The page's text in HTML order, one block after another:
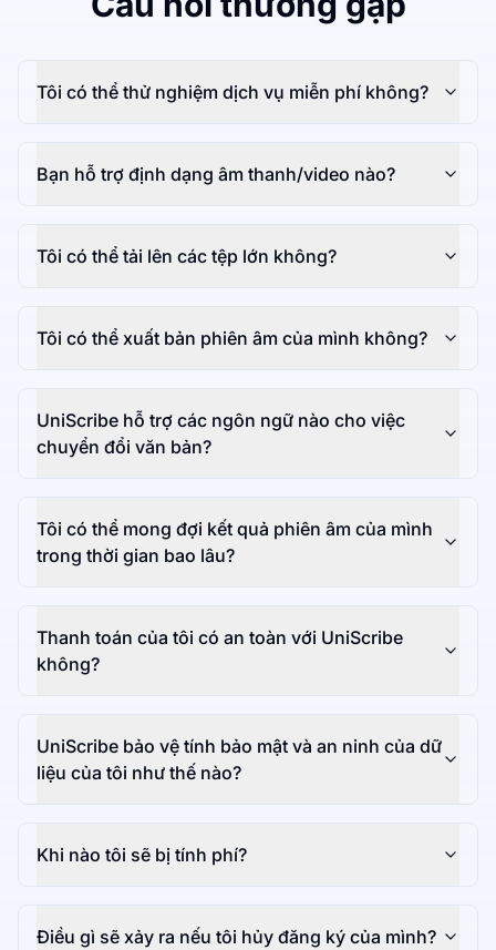
Tôi có thể thử nghiệm dịch vụ miễn phí không?
Bạn hỗ trợ định dạng âm thanh/video nào?
Tôi có thể tải lên các tệp lớn không?
Tôi có thể xuất bản phiên âm của mình không?
UniScribe hỗ trợ các ngôn ngữ nào cho việc
chuyển đổi văn bản?
Tôi có thể mong đợi kết quả phiên âm của mình
trong thời gian bao lâu?
Thanh toán của tôi có an toàn với UniScribe
không?
UniScribe bảo vệ tính bảo mật và an ninh của dữ
liệu của tôi như thế nào?
Khi nào tôi sẽ bị tính phí?
Điều gì sẽ xảy ra nếu tôi hủy đăng ký của mình?